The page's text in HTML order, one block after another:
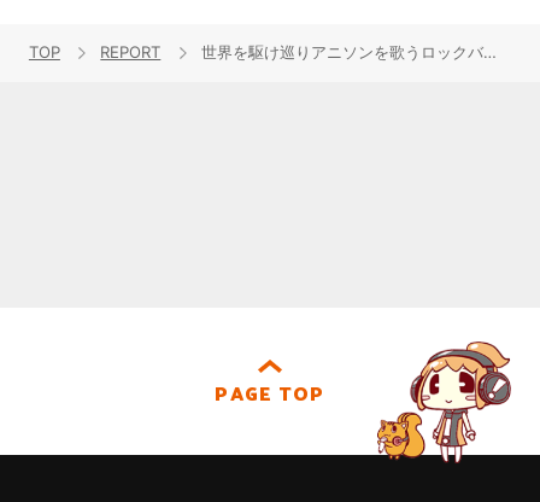
TOP REPORT 世界を駆け巡りアニソンを歌うロックバンド・FLOWが日本で見せた新たな景色！＜FLOW WORLD TOUR “ANIME SHIBARI 2024-2025”＞日本凱旋公演ツアー最終日の様子をレポート
PAGE TOP